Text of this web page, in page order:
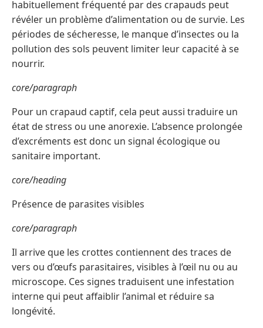
habituellement fréquenté par des crapauds peut
révéler un problème d’alimentation ou de survie. Les
périodes de sécheresse, le manque d’insectes ou la
pollution des sols peuvent limiter leur capacité à se
nourrir.
core/paragraph
Pour un crapaud captif, cela peut aussi traduire un
état de stress ou une anorexie. L’absence prolongée
d’excréments est donc un signal écologique ou
sanitaire important.
core/heading
Présence de parasites visibles
core/paragraph
Il arrive que les crottes contiennent des traces de
vers ou d’œufs parasitaires, visibles à l’œil nu ou au
microscope. Ces signes traduisent une infestation
interne qui peut affaiblir l’animal et réduire sa
longévité.